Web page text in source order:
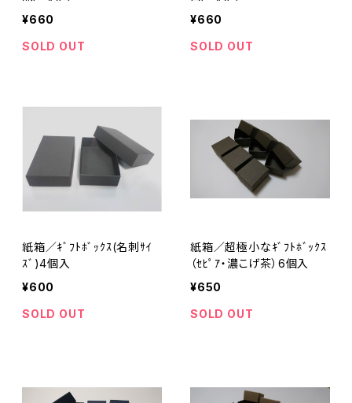
¥660
SOLD OUT
¥660
SOLD OUT
紙箱／ｷﾞﾌﾄﾎﾞｯｸｽ(名刺ｻｲ
ｽﾞ)4個入
¥600
SOLD OUT
紙箱／超極小なｷﾞﾌﾄﾎﾞｯｸｽ
（ｾﾋﾟｱ・濃こげ茶）6個入
¥650
SOLD OUT